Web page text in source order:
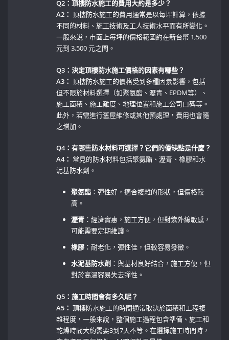
Q2：頂樓防水施工的費用大約是多少？
A2： ‍頂樓防水施工的費用通常是以每坪計算，依據
不同的材料、施工技術及工人技術水平而有所變化。
一般來說，市面上每坪的價格範圍約在新台幣 1,500
元到‌ 3,500 元之間。
Q3：決定頂樓防水施工價格的因素有哪些？
A3： ⁤頂樓防水施工的價格受到多種因素影響，包括
但不限於材料選擇（如聚氨酯、瀝青、EPDM等）、
施工面積、施工難度、地理位置和施工公司口碑等。
此外，若需進行舊屋維修或其他預處理，費用也會隨
之增加。
Q4：有哪些防水材料可選擇？它們的優缺點是什麼？
A4： 常見的防水材料包括聚氨酯、瀝青、橡膠和水
泥基防水劑。
聚氨酯 ：彈性好，適合複雜的形狀，但價格較
高。 ⁤
瀝青 ：經濟實惠，施工方便，但對紫外線敏感，
可能需要定期維護。
橡膠 ：耐老化，彈性佳，但較容易發黴。 ‌
水泥基防水劑 ：與基材良好結合，施工方便，但
對於高溫容易失去彈性。
Q5：施工時間會有多久呢？
A5： 頂樓防水施工的時間通常取決於面積和工程複
雜程度，一般來說，整個施工過程包含準備、施工和
乾燥時間大約需要3到7天不等。在選擇施工時間時，